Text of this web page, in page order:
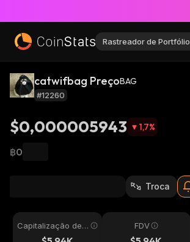
Rastreador de Portfólio
catwifbag PreçoBAG
#12260
$0,000005943 1,7%
฿0
Troca
Capitalização de
Mercado
FDV